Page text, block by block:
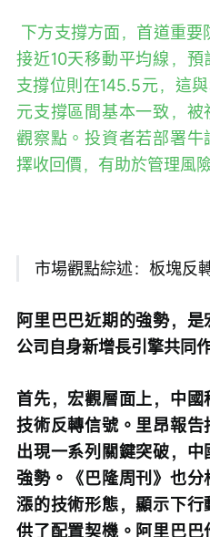
接近10天移動平均線，
支撐位則在145.5元，這
元支撐區間基本一致，
觀察點。投資者若部署
擇收回價，有助於管理風
市場觀點綜述：板塊反
阿里巴巴近期的強勢，
公司自身新增長引擎共同
首先，宏觀層面上，中
技術反轉信號。里昂報
出現一系列關鍵突破，
強勢。《巴隆周刊》也
漲的技術形態，顯示下
供了配置契機。阿里巴